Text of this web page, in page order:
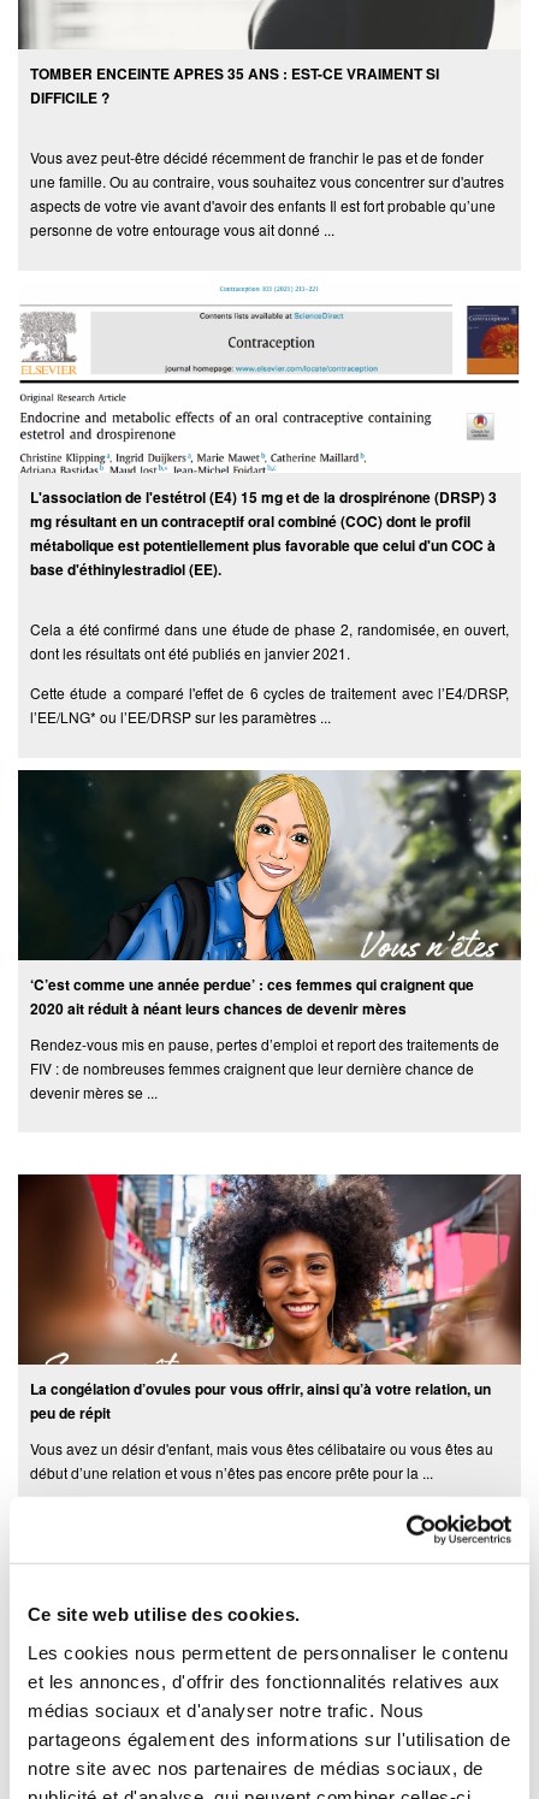
Ce site web utilise des cookies.
Les cookies nous permettent de personnaliser le contenu
et les annonces, d'offrir des fonctionnalités relatives aux
médias sociaux et d'analyser notre trafic. Nous
partageons également des informations sur l'utilisation de
notre site avec nos partenaires de médias sociaux, de
TOMBER ENCEINTE APRES 35 ANS : EST-CE VRAIMENT SI
DIFFICILE ?
Vous avez peut-être décidé récemment de franchir le pas et de fonder
une famille. Ou au contraire, vous souhaitez vous concentrer sur d'autres
aspects de votre vie avant d'avoir des enfants Il est fort probable qu’une
personne de votre entourage vous ait donné ...
L'association de l'estétrol (E4) 15 mg et de la drospirénone (DRSP) 3
mg résultant en un contraceptif oral combiné (COC) dont le profil
métabolique est potentiellement plus favorable que celui d'un COC à
base d'éthinylestradiol (EE).
Cela a été confirmé dans une étude de phase 2, randomisée, en ouvert,
dont les résultats ont été publiés en janvier 2021.
Cette étude a comparé l'effet de 6 cycles de traitement avec l’E4/DRSP,
l’EE/LNG* ou l’EE/DRSP sur les paramètres ...
‘C’est comme une année perdue’ : ces femmes qui craignent que
2020 ait réduit à néant leurs chances de devenir mères
Rendez-vous mis en pause, pertes d’emploi et report des traitements de
FIV : de nombreuses femmes craignent que leur dernière chance de
devenir mères se ...
La congélation d’ovules pour vous offrir, ainsi qu’à votre relation, un
peu de répit
Vous avez un désir d'enfant, mais vous êtes célibataire ou vous êtes au
début d’une relation et vous n’êtes pas encore prête pour la ...
Que deviennent vos ovules lorsque vous vieillissez ?
« Si tu attends encore longtemps, il sera peut-être trop tard... » Vous avez